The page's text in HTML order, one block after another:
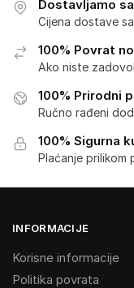
Dostavljamo
Cijena dostave
100% Povrat
Ako niste
100% Prirodni
Ručno rađeni
100% Sigurna
Plaćanje prilikom
INFORMACIJE
Korisne informacije
Politika povrata